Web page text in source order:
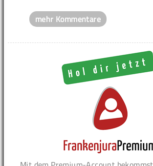
mehr Kommentare